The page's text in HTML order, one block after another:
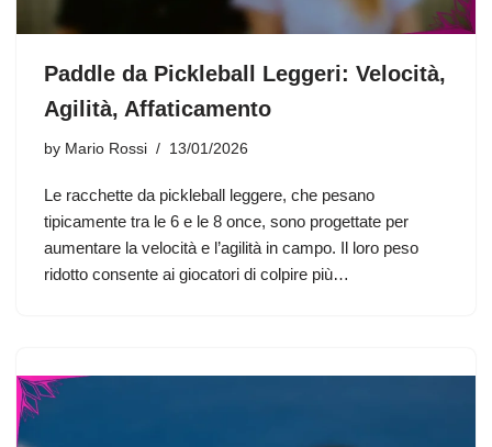
Paddle da Pickleball Leggeri: Velocità,
Agilità, Affaticamento
by Mario Rossi 13/01/2026
Le racchette da pickleball leggere, che pesano
tipicamente tra le 6 e le 8 once, sono progettate per
aumentare la velocità e l’agilità in campo. Il loro peso
ridotto consente ai giocatori di colpire più…